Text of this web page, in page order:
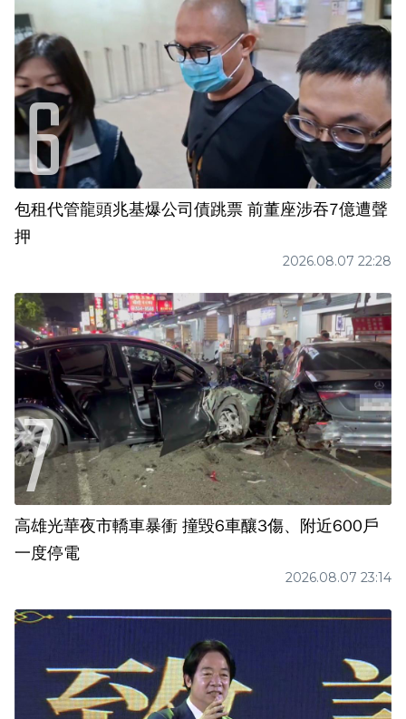
包租代管龍頭兆基爆公司債跳票 前董座涉吞7億遭聲
押
2026.08.07 22:28
高雄光華夜市轎車暴衝 撞毀6車釀3傷、附近600戶
一度停電
2026.08.07 23:14